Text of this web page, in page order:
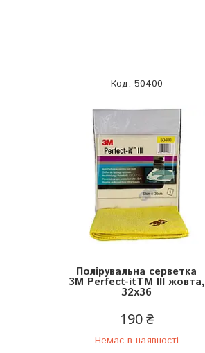
50400
Полірувальна серветка
3M Perfect-itTM III жовта,
32х36
190 ₴
Немає в наявності